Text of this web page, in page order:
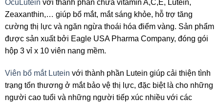
OcuLutein với thành phần chứa vitamin A,C,E, Lutein,
Zeaxanthin,… giúp bổ mắt, mắt sáng khỏe, hỗ trợ tăng
cường thị lực và ngăn ngừa thoái hóa điểm vàng. Sản phẩm
được sản xuất bởi Eagle USA Pharma Company, đóng gói
hộp 3 vỉ x 10 viên nang mềm.
Viên bổ mắt Lutein với thành phần Lutein giúp cải thiện tình
trạng tổn thương ở mắt bảo vệ thị lực, đặc biệt là cho những
người cao tuổi và những người tiếp xúc nhiều với các